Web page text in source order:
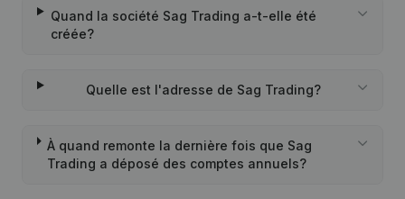
Quand la société Sag Trading a-t-elle été
créée?
Quelle est l'adresse de Sag Trading?
À quand remonte la dernière fois que Sag
Trading a déposé des comptes annuels?